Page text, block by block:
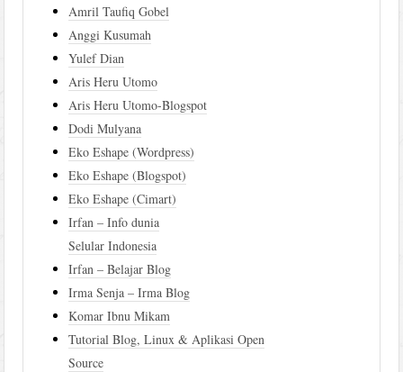
Amril Taufiq Gobel
Anggi Kusumah
Yulef Dian
Aris Heru Utomo
Aris Heru Utomo-Blogspot
Dodi Mulyana
Eko Eshape (Wordpress)
Eko Eshape (Blogspot)
Eko Eshape (Cimart)
Irfan – Info dunia
Selular Indonesia
Irfan – Belajar Blog
Irma Senja – Irma Blog
Komar Ibnu Mikam
Tutorial Blog, Linux & Aplikasi Open
Source